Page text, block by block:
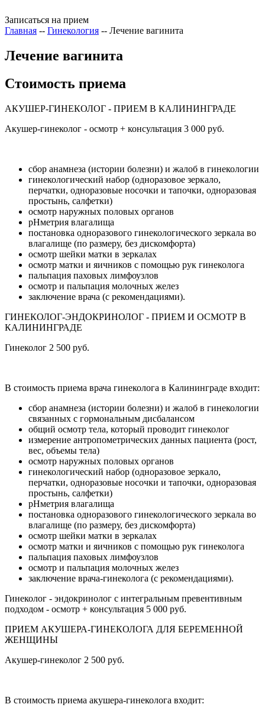
Записаться на прием
Главная -- Гинекология -- Лечение вагинита
Лечение вагинита
Стоимость приема
АКУШЕР-ГИНЕКОЛОГ - ПРИЕМ В КАЛИНИНГРАДЕ
Акушер-гинеколог - осмотр + консультация 3 000 руб.
сбор анамнеза (истории болезни) и жалоб в гинекологии
гинекологический набор (одноразовое зеркало,
перчатки, одноразовые носочки и тапочки, одноразовая
простынь, салфетки)
осмотр наружных половых органов
pHметрия влагалища
постановка одноразового гинекологического зеркала во
влагалище (по размеру, без дискомфорта)
осмотр шейки матки в зеркалах
осмотр матки и яичников с помощью рук гинеколога
пальпация паховых лимфоузлов
осмотр и пальпация молочных желез
заключение врача (с рекомендациями).
ГИНЕКОЛОГ-ЭНДОКРИНОЛОГ - ПРИЕМ И ОСМОТР В
КАЛИНИНГРАДЕ
Гинеколог 2 500 руб.
В стоимость приема врача гинеколога в Калининграде входит:
сбор анамнеза (истории болезни) и жалоб в гинекологии
связанных с гормональным дисбалансом
общий осмотр тела, который проводит гинеколог
измерение антропометрических данных пациента (рост,
вес, объемы тела)
осмотр наружных половых органов
гинекологический набор (одноразовое зеркало,
перчатки, одноразовые носочки и тапочки, одноразовая
простынь, салфетки)
pHметрия влагалища
постановка одноразового гинекологического зеркала во
влагалище (по размеру, без дискомфорта)
осмотр шейки матки в зеркалах
осмотр матки и яичников с помощью рук гинеколога
пальпация паховых лимфоузлов
осмотр и пальпация молочных желез
заключение врача-гинеколога (с рекомендациями).
Гинеколог - эндокринолог с интегральным превентивным
подходом - осмотр + консультация 5 000 руб.
ПРИЕМ АКУШЕРА-ГИНЕКОЛОГА ДЛЯ БЕРЕМЕННОЙ
ЖЕНЩИНЫ
Акушер-гинеколог 2 500 руб.
В стоимость приема акушера-гинеколога входит: